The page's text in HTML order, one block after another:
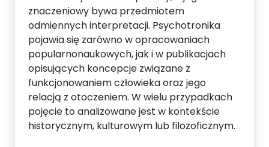
znaczeniowy bywa przedmiotem
odmiennych interpretacji. Psychotronika
pojawia się zarówno w opracowaniach
popularnonaukowych, jak i w publikacjach
opisujących koncepcje związane z
funkcjonowaniem człowieka oraz jego
relacją z otoczeniem. W wielu przypadkach
pojęcie to analizowane jest w kontekście
historycznym, kulturowym lub filozoficznym.